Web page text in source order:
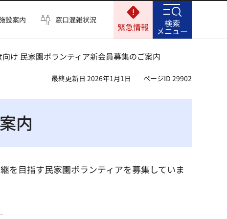
設案内 窓口混雑状況
緊急情報 検索
メニュー
け 民家園ボランティア新会員募集のご案内
最終更新日 2026年1月1日 ページID 29902
内
を目指す民家園ボランティアを募集していま